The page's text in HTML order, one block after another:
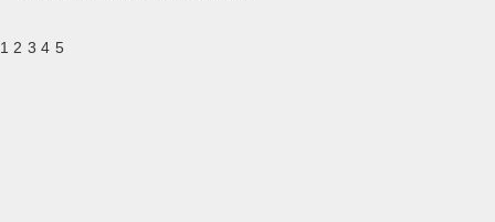
1 2 3 4 5